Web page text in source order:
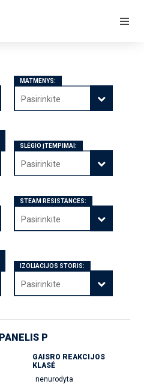
SISTEMOS
klojiniai
MATMENYS:
Pasirinkite
SLĖGIO ĮTEMPIMAI:
Pasirinkite
STEAM RESISTANCES:
Pasirinkite
IZOLIACIJOS STORIS:
Pasirinkite
P
GAISRO REAKCIJOS
KLASĖ
nenurodyta